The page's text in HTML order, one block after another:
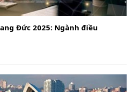
Đức 2025: Ngành điều